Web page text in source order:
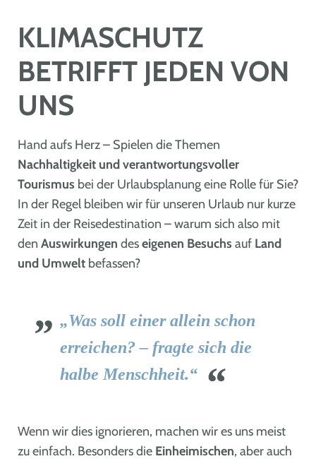
KLIMASCHUTZ
BETRIFFT JEDEN VON
UNS
Hand aufs Herz – Spielen die Themen
Nachhaltigkeit und verantwortungsvoller
Tourismus bei der Urlaubsplanung eine Rolle für Sie?
In der Regel bleiben wir für unseren Urlaub nur kurze
Zeit in der Reisedestination – warum sich also mit
den Auswirkungen deseigenen Besuchs auf Land
und Umwelt befassen?
„Was soll einer allein schon
erreichen? – fragte sich die
halbe Menschheit.“
Wenn wir dies ignorieren, machen wir es uns meist
zu einfach. Besonders die Einheimischen, aber auch